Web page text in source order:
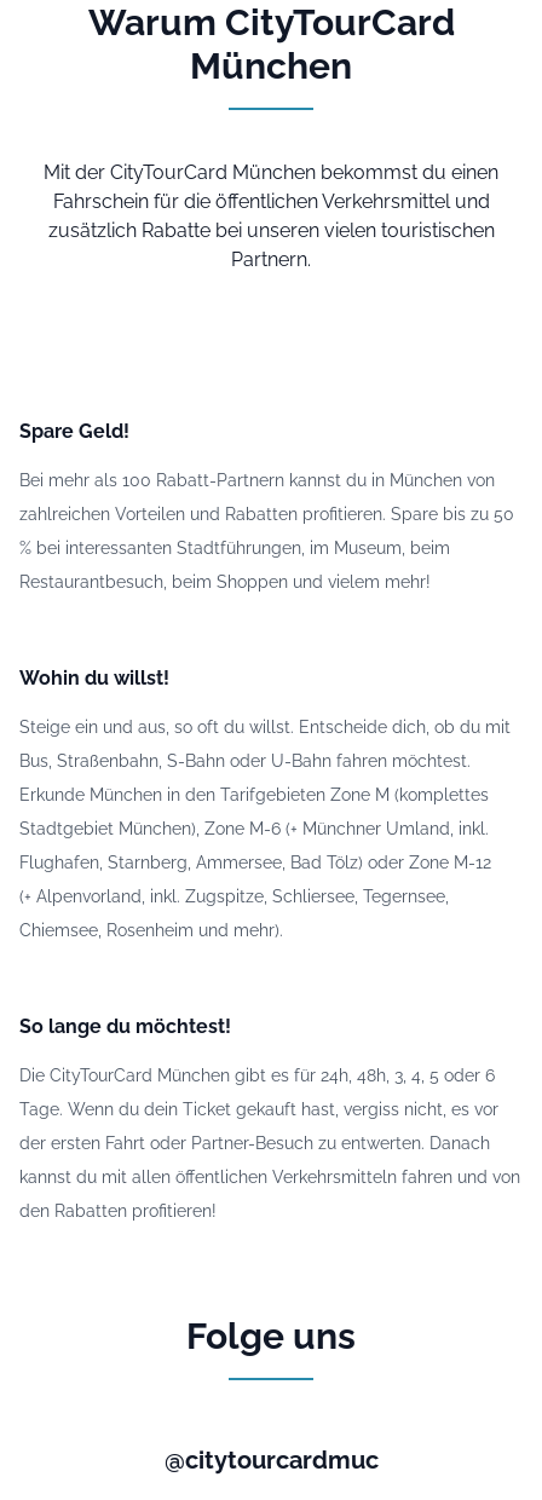
Warum CityTourCard
München
Mit der CityTourCard München bekommst du einen
Fahrschein für die öffentlichen Verkehrsmittel und
zusätzlich Rabatte bei unseren vielen touristischen
Partnern.
Spare Geld!
Bei mehr als 100 Rabatt-Partnern kannst du in München von
zahlreichen Vorteilen und Rabatten profitieren. Spare bis zu 50
% bei interessanten Stadtführungen, im Museum, beim
Restaurantbesuch, beim Shoppen und vielem mehr!
Wohin du willst!
Steige ein und aus, so oft du willst. Entscheide dich, ob du mit
Bus, Straßenbahn, S-Bahn oder U-Bahn fahren möchtest.
Erkunde München in den Tarifgebieten Zone M (komplettes
Stadtgebiet München), Zone M-6 (+ Münchner Umland, inkl.
Flughafen, Starnberg, Ammersee, Bad Tölz) oder Zone M-12
(+ Alpenvorland, inkl. Zugspitze, Schliersee, Tegernsee,
Chiemsee, Rosenheim und mehr).
So lange du möchtest!
Die CityTourCard München gibt es für 24h, 48h, 3, 4, 5 oder 6
Tage. Wenn du dein Ticket gekauft hast, vergiss nicht, es vor
der ersten Fahrt oder Partner-Besuch zu entwerten. Danach
kannst du mit allen öffentlichen Verkehrsmitteln fahren und von
den Rabatten profitieren!
Folge uns
@citytourcardmuc